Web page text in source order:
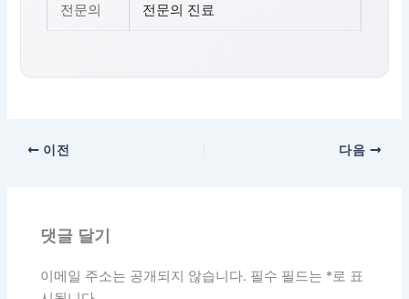
전문의 전문의 진료
이전 다음
댓글 달기
이메일 주소는 공개되지 않습니다. 필수 필드는 *로 표